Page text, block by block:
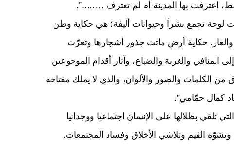
اعترفت بها المدينة أم لم تعترف ……..”.
تجمع بشراً وحيوانات أليفة؛ هي حكاية وطن
حكاية أرض ماتت جذور أشجارها وتعرّت
المنافي والغربة والضياع، وآثار أقدام الموجوعين
الكلمات والصور والألوان، والذي لا يملك مفتاحه
كمال حمّامي”.
بظلالها على الإنسان اجتماعيا ووجدانيا
وتشوّه القيم وتلاشي الأخلاق وفساد المجتمعات.